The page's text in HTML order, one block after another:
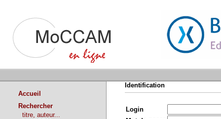
Accueil
Rechercher
titre, auteur...
Identification
Login